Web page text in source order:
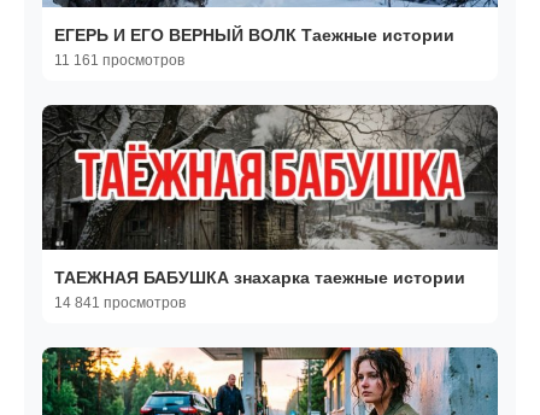
ЕГЕРЬ И ЕГО ВЕРНЫЙ ВОЛК Таежные истории
11 161 просмотров
ТАЕЖНАЯ БАБУШКА знахарка таежные истории
14 841 просмотров